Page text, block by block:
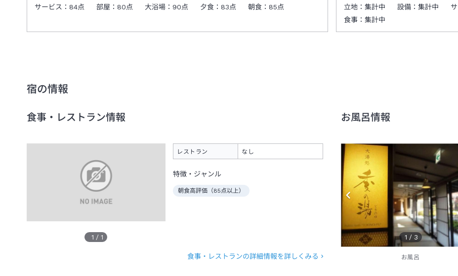
サービス： 84点 部屋： 80点 大浴場： 90点 夕食： 83点 朝食： 85点 立地：集計中 設備：集計中
食事：集計中
宿の情報
食事・レストラン情報
1 /1
レストラン なし
特徴・ジャンル
朝食高評価（85点以上）
食事・レストランの詳細情報を詳しくみる
お風呂情報
1 / 3
お風呂